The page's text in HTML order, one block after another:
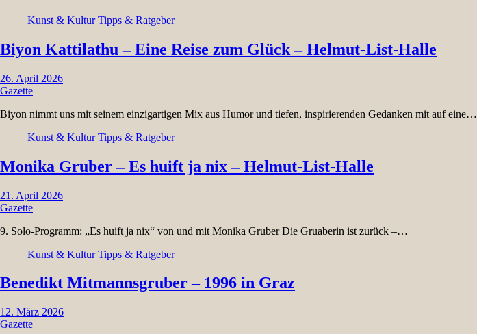
Kunst & Kultur Tipps & Ratgeber
Biyon Kattilathu – Eine Reise zum Glück – Helmut-List-Halle
26. April 2026
Gazette
Biyon nimmt uns mit seinem einzigartigen Mix aus Humor und tiefen, inspirierenden Gedanken mit auf eine…
Kunst & Kultur Tipps & Ratgeber
Monika Gruber – Es huift ja nix – Helmut-List-Halle
21. April 2026
Gazette
9. Solo-Programm: „Es huift ja nix“ von und mit Monika Gruber Die Gruaberin ist zurück –…
Kunst & Kultur Tipps & Ratgeber
Benedikt Mitmannsgruber – 1996 in Graz
12. März 2026
Gazette